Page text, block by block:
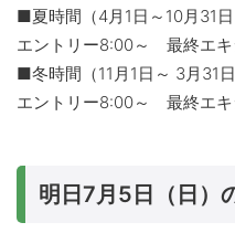
■夏時間（4月1日～10月31日
エントリー8:00～ 最終エキ
■冬時間（11月1日～ 3月31日
エントリー8:00～ 最終エキ
明日7月5日（日）